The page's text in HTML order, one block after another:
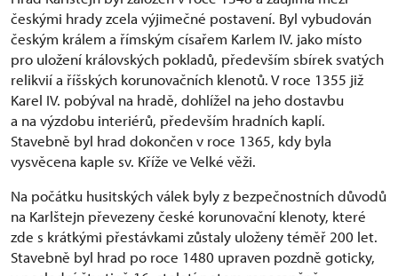
českými hrady zcela výjimečné postavení. Byl vybudován
českým králem a římským císařem Karlem IV. jako místo
pro uložení královských pokladů, především sbírek svatých
relikvií a říšských korunovačních klenotů. V roce 1355 již
Karel IV. pobýval na hradě, dohlížel na jeho dostavbu
a na výzdobu interiérů, především hradních kaplí.
Stavebně byl hrad dokončen v roce 1365, kdy byla
vysvěcena kaple sv. Kříže ve Velké věži.
Na počátku husitských válek byly z bezpečnostních důvodů
na Karlštejn převezeny české korunovační klenoty, které
zde s krátkými přestávkami zůstaly uloženy téměř 200 let.
Stavebně byl hrad po roce 1480 upraven pozdně goticky,